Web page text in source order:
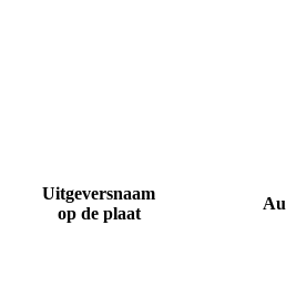
Uitgeversnaam
op de plaat